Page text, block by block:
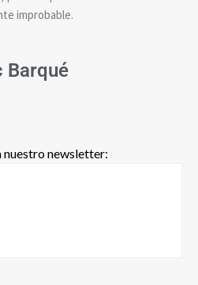
improbable.
Barqué
nuestro newsletter: